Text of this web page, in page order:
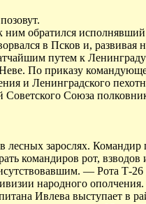
обратился
в Псков и, развивая
путем к
По приказу
и Ленинградского
Союза
зарослях.
командиров рот,
— Рота Т-26
народного
Ивлева выступает в